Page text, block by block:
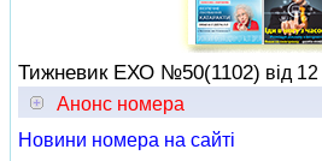
Тижневик ЕХО №50(1102) від
Анонс номера
Новини номера на сайті